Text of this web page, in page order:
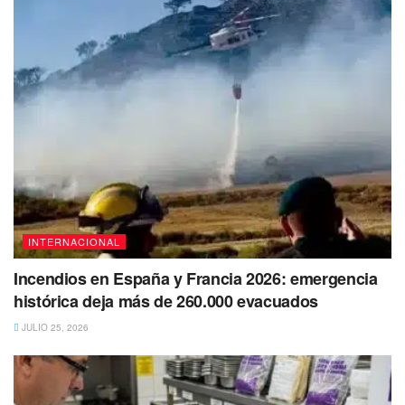
género a la ropa que en el pasado.
Bad Bunny Deportada Novia Revista
INTERNACIONAL
Incendios en España y Francia 2026: emergencia
histórica deja más de 260.000 evacuados
JULIO 25, 2026